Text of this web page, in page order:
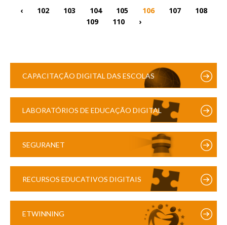
‹ 102 103 104 105 106 107
108
109
110 ›
CAPACITAÇÃO DIGITAL DAS ESCOLAS
LABORATÓRIOS DE EDUCAÇÃO DIGITAL
SEGURANET
RECURSOS EDUCATIVOS DIGITAIS
ETWINNING